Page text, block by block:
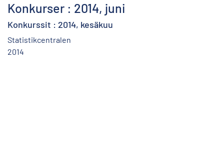
Konkurser : 2014, juni
Konkurssit : 2014, kesäkuu
Statistikcentralen
2014